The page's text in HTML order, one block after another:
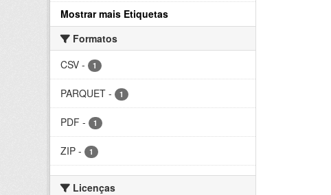
Mostrar mais Etiquetas
Formatos
CSV - 1
PARQUET - 1
PDF - 1
ZIP - 1
Licenças